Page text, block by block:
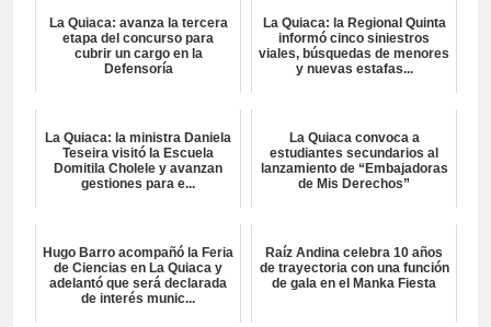
La Quiaca: avanza la tercera
etapa del concurso para
cubrir un cargo en la
Defensoría
La Quiaca: la Regional Quinta
informó cinco siniestros
viales, búsquedas de menores
y nuevas estafas...
La Quiaca: la ministra Daniela
Teseira visitó la Escuela
Domitila Cholele y avanzan
gestiones para e...
La Quiaca convoca a
estudiantes secundarios al
lanzamiento de “Embajadoras
de Mis Derechos”
Hugo Barro acompañó la Feria
de Ciencias en La Quiaca y
adelantó que será declarada
de interés munic...
Raíz Andina celebra 10 años
de trayectoria con una función
de gala en el Manka Fiesta